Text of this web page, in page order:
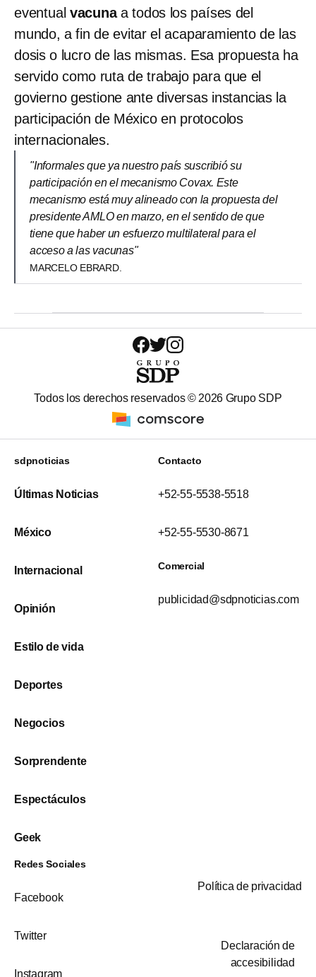
eventual vacunaa todos los países del
mundo, a fin de evitar el acaparamiento de las
dosis o lucro de las mismas. Esa propuesta ha
servido como ruta de trabajo para que el
govierno gestione ante diversas instancias la
participación de México en protocolos
internacionales.
"Informales que ya nuestro país suscribió su
participación en el mecanismo Covax. Este
mecanismo está muy alineado con la propuesta del
presidente AMLO en marzo, en el sentido de que
tiene que haber un esfuerzo multilateral para el
acceso a las vacunas"
MARCELO EBRARD.
Todos los derechos reservados © 2026 Grupo SDP
sdpnoticias
Últimas Noticias
México
Internacional
Opinión
Estilo de vida
Deportes
Negocios
Sorprendente
Espectáculos
Geek
Contacto
+52-55-5538-5518
+52-55-5530-8671
Comercial
publicidad@sdpnoticias.com
Redes Sociales
Facebook
Twitter
Instagram
Política de privacidad
Declaración de
accesibilidad